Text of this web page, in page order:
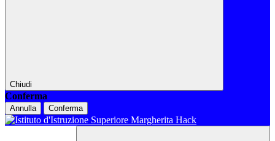
Chiudi
Conferma
Annulla Conferma